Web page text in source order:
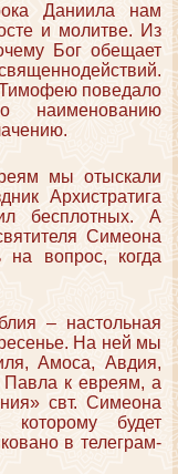
Даниила нам
и молитве. Из
Бог обещает
поведало
мы отыскали
Архистратига
бесплотных. А
Симеона
на вопрос, когда
– настольная
На ней мы
Амоса, Авдия,
к евреям, а
свт. Симеона
которому будет
в телеграм-